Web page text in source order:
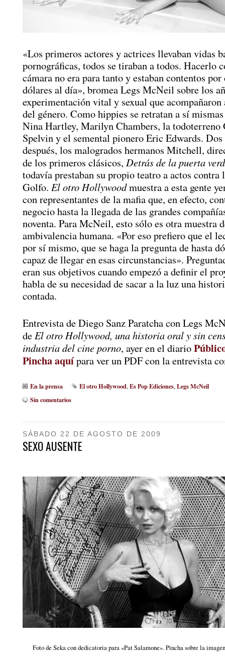
«Los primeros actores y actrices llevaban vidas
pornográficas, todos se tiraban a todos. Hacerlo
cámara no era para tanto y estaban contentos
dólares al día», bromea Legs McNeil sobre los
experimentación vital y sexual que
del género. Como hippies se retratan a sí
Nina Hartley, Marilyn Chambers, la todoterreno
Spelvin y el semental pionero Eric Edwards. Dos
después, los malogrados hermanos Mitchell,
de los primeros clásicos, Detrás de la puerta
todavía prestaban su propio teatro a actos contra
Golfo. El otro Hollywoodmuestra a esta gente
con representantes de la mafia que, en efecto,
negocio hasta la llegada de las grandes
noventa. Para McNeil, esto sólo es otra muestra
ambivalencia humana. «Por eso prefiero que el
por sí mismo, que se haga la pregunta de hasta
capaz de llegar en esas circunstancias».
eran sus objetivos cuando empezó a definir el
habla de su necesidad de sacar a la luz una
contada.
Entrevista de Diego Sanz Paratcha con Legs
de El otro Hollywood, una historia oral y sin
industria del cine porno, ayer en el diario
Pincha aquípara ver un PDF con la entrevista
En la prensa El otro Hollywood, Es Pop Ediciones, Legs McNeil
Sin comentarios
SÁBADO 22 DE AGOSTO DE 2009
SEXO AUSENTE
Foto de Seka con dedicatoria para «Pat Salamone». Pincha sobre la